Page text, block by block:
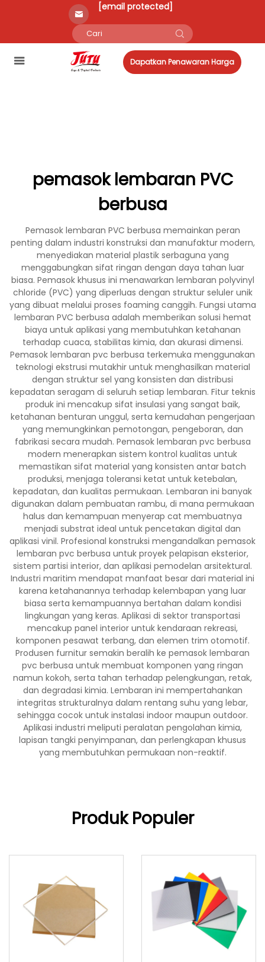
[email protected]
Dapatkan Penawaran Harga
pemasok lembaran PVC
berbusa
Pemasok lembaran PVC berbusa memainkan peran
penting dalam industri konstruksi dan manufaktur modern,
menyediakan material plastik serbaguna yang
menggabungkan sifat ringan dengan daya tahan luar
biasa. Pemasok khusus ini menawarkan lembaran polyvinyl
chloride (PVC) yang diperluas dengan struktur seluler unik
yang dibuat melalui proses foaming canggih. Fungsi utama
lembaran PVC berbusa adalah memberikan solusi hemat
biaya untuk aplikasi yang membutuhkan ketahanan
terhadap cuaca, stabilitas kimia, dan akurasi dimensi.
Pemasok lembaran pvc berbusa terkemuka menggunakan
teknologi ekstrusi mutakhir untuk menghasilkan material
dengan struktur sel yang konsisten dan distribusi
kepadatan seragam di seluruh setiap lembaran. Fitur teknis
produk ini mencakup sifat insulasi yang sangat baik,
ketahanan benturan unggul, serta kemudahan pengerjaan
yang memungkinkan pemotongan, pengeboran, dan
fabrikasi secara mudah. Pemasok lembaran pvc berbusa
modern menerapkan sistem kontrol kualitas untuk
memastikan sifat material yang konsisten antar batch
produksi, menjaga toleransi ketat untuk ketebalan,
kepadatan, dan kualitas permukaan. Lembaran ini banyak
digunakan dalam pembuatan rambu, di mana permukaan
halus dan kemampuan menyerap cat membuatnya
menjadi substrat ideal untuk pencetakan digital dan
aplikasi vinil. Profesional konstruksi mengandalkan pemasok
lembaran pvc berbusa untuk proyek pelapisan eksterior,
sistem partisi interior, dan aplikasi pemodelan arsitektural.
Industri maritim mendapat manfaat besar dari material ini
karena ketahanannya terhadap kelembapan yang luar
biasa serta kemampuannya bertahan dalam kondisi
lingkungan yang keras. Aplikasi di sektor transportasi
mencakup panel interior untuk kendaraan rekreasi,
komponen pesawat terbang, dan elemen trim otomotif.
Produsen furnitur semakin beralih ke pemasok lembaran
pvc berbusa untuk membuat komponen yang ringan
namun kokoh, serta tahan terhadap pelengkungan, retak,
dan degradasi kimia. Lembaran ini mempertahankan
integritas strukturalnya dalam rentang suhu yang lebar,
sehingga cocok untuk instalasi indoor maupun outdoor.
Aplikasi industri meliputi peralatan pengolahan kimia,
lapisan tangki penyimpanan, dan perlengkapan khusus
yang membutuhkan permukaan non-reaktif.
Produk Populer